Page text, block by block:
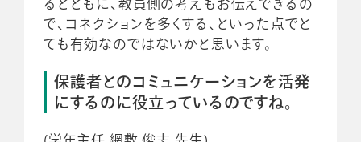
るとともに、教員側の考えもお伝えできるの
で、コネクションを多くする、といった点でと
ても有効なのではないかと思います。
保護者とのコミュニケーションを活発
にするのに役立っているのですね。